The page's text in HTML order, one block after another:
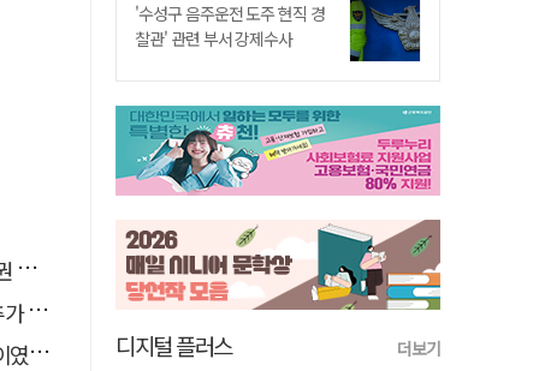
색
치
'수성구 음주운전 도주 현직 경
찰관' 관련 부서 강제수사
디지털 플러스 더보기